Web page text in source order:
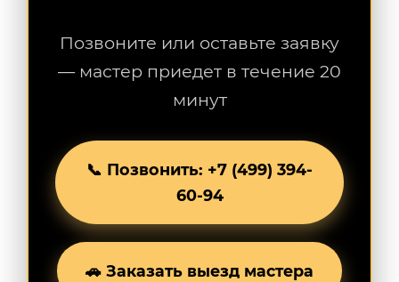
Позвоните или оставьте заявку
— мастер приедет в течение 20
минут
📞 Позвонить: +7 (499) 394-
60-94
🚗 Заказать выезд мастера